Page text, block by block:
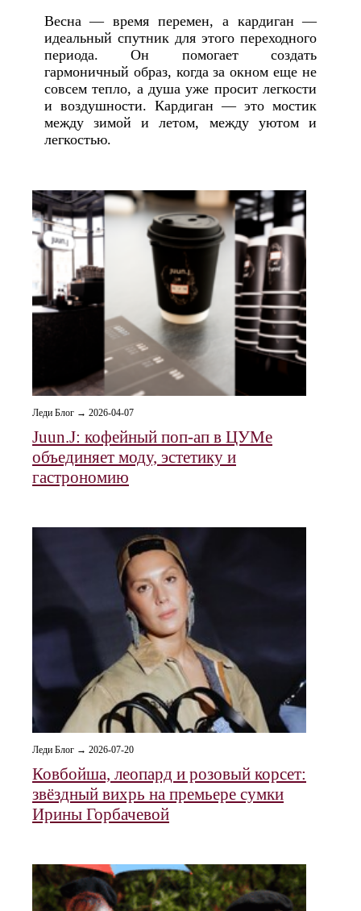
Весна — время перемен, а кардиган —
идеальный спутник для этого переходного
периода. Он помогает создать
гармоничный образ, когда за окном еще не
совсем тепло, а душа уже просит легкости
и воздушности. Кардиган — это мостик
между зимой и летом, между уютом и
легкостью.
Леди Блог → 2026-04-07
Juun.J: кофейный поп-ап в ЦУМе
объединяет моду, эстетику и
гастрономию
Леди Блог → 2026-07-20
Ковбойша, леопард и розовый корсет:
звёздный вихрь на премьере сумки
Ирины Горбачевой